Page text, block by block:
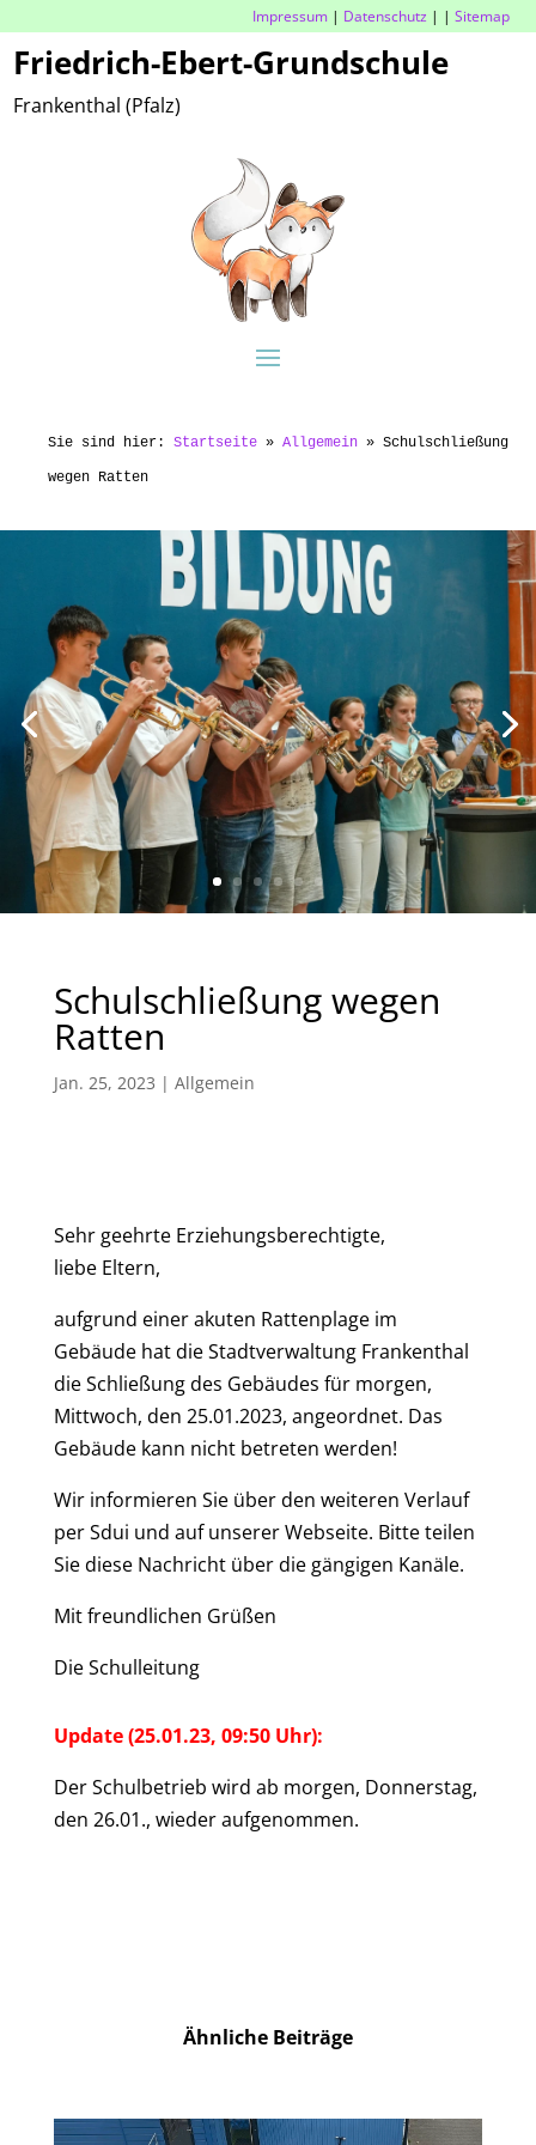
Impressum| Datenschutz| | Sitemap
Friedrich-Ebert-Grundschule
Frankenthal (Pfalz)
Sie sind hier: Startseite » Allgemein » Schulschließung
wegen Ratten
Schulschließung wegen
Ratten
Jan. 25, 2023 | Allgemein
Sehr geehrte Erziehungsberechtigte,
liebe Eltern,
aufgrund einer akuten Rattenplage im
Gebäude hat die Stadtverwaltung Frankenthal
die Schließung des Gebäudes für morgen,
Mittwoch, den 25.01.2023, angeordnet. Das
Gebäude kann nicht betreten werden!
Wir informieren Sie über den weiteren Verlauf
per Sdui und auf unserer Webseite. Bitte teilen
Sie diese Nachricht über die gängigen Kanäle.
Mit freundlichen Grüßen
Die Schulleitung
Update (25.01.23, 09:50 Uhr):
Der Schulbetrieb wird ab morgen, Donnerstag,
den 26.01., wieder aufgenommen.
Ähnliche Beiträge